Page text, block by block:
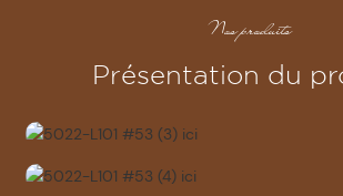
Nos produits
Présentation du